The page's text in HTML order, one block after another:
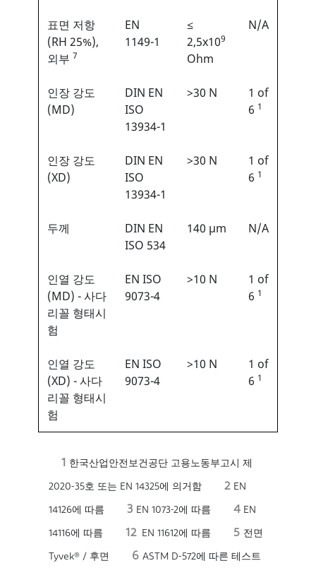
표면 저항
(RH 25%),
외부 7
EN
1149-1
≤
2,5x109
Ohm
N/A
인장 강도
(MD)
DIN EN
ISO
13934-1
>30 N
1 of
6 1
인장 강도
(XD)
DIN EN
ISO
13934-1
>30 N
1 of
6 1
두께
DIN EN
ISO 534
140 µm N/A
인열 강도
(MD) - 사다
리꼴 형태시
험
EN ISO
9073-4
>10 N
1 of
6 1
인열 강도
(XD) - 사다
리꼴 형태시
험
EN ISO
9073-4
>10 N
1 of
6 1
1 한국산업안전보건공단 고용노동부고시 제
2020-35호 또는 EN 14325에 의거함 2EN
14126에 따름 3 EN 1073-2에 따름 4 EN
14116에 따름 12EN 11612에 따름 5 전면
Tyvek® / 후면 6 ASTM D-572에 따른 테스트